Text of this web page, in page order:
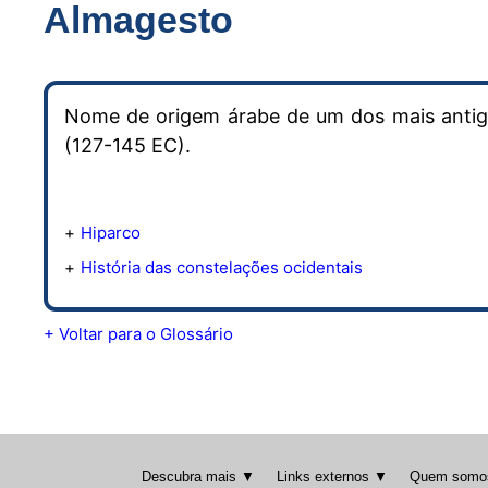
Almagesto
Nome de origem árabe de um dos mais
(127-145 EC).
Hiparco
História das constelações ocidentais
+ Voltar para o Glossário
Descubra mais ▼ Links externos ▼ Quem